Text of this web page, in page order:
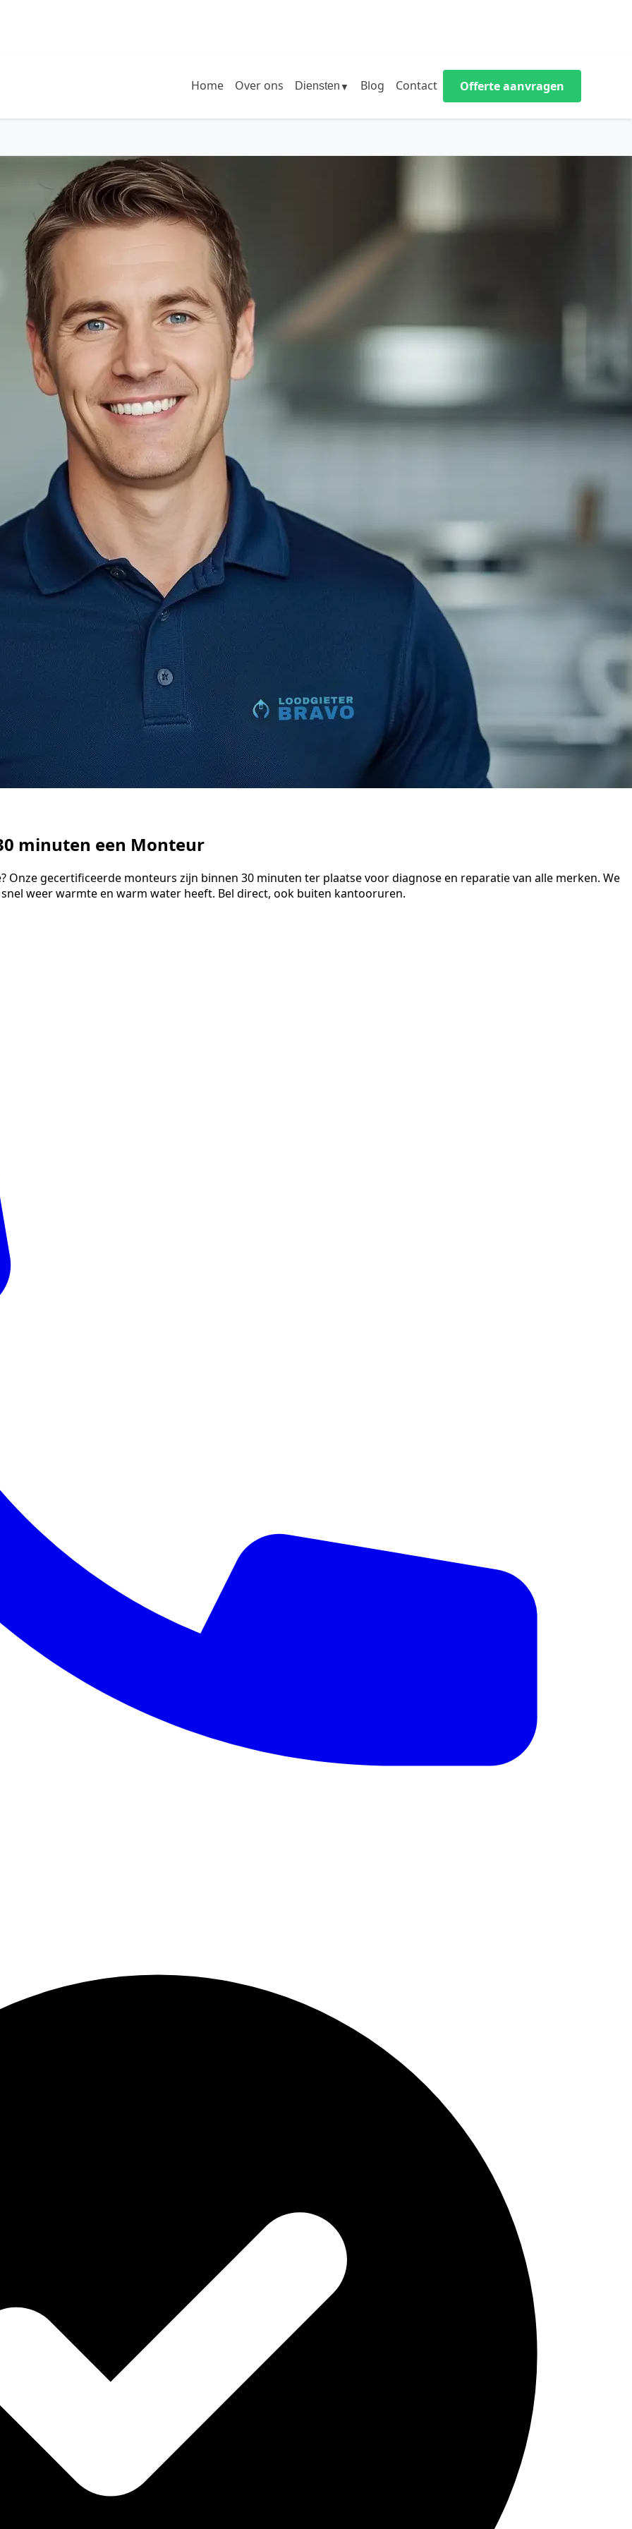
Home Over ons Diensten ▼ Blog Contact Offerte aanvragen
minuten een Monteur
gecertificeerde monteurs zijn binnen 30 minuten ter plaatse voor diagnose en reparatie van alle merken. We
weer warmte en warm water heeft. Bel direct, ook buiten kantooruren.